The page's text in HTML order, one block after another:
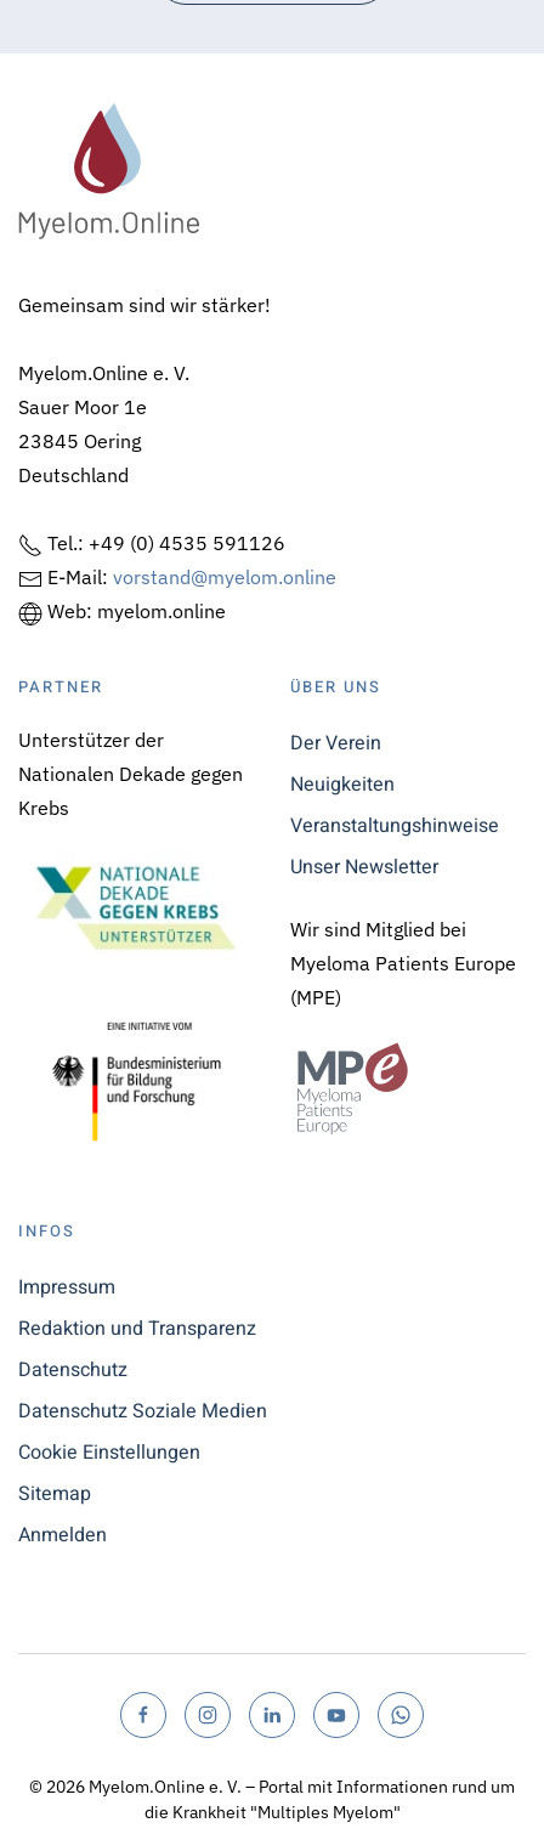
Gemeinsam sind wir stärker!
Myelom.Online e. V.
Sauer Moor 1e
23845 Oering
Deutschland
Tel.: +49 (0) 4535 591126
E-Mail: vorstand@myelom.online
Web: myelom.online
PARTNER
Unterstützer der
Nationalen Dekade gegen
Krebs
ÜBER UNS
Der Verein
Neuigkeiten
Veranstaltungshinweise
Unser Newsletter
Wir sind Mitglied bei
Myeloma Patients Europe
(MPE)
INFOS
Impressum
Redaktion und Transparenz
Datenschutz
Datenschutz Soziale Medien
Cookie Einstellungen
Sitemap
Anmelden
© 2026 Myelom.Online e. V. – Portal mit Informationen rund um
die Krankheit "Multiples Myelom"